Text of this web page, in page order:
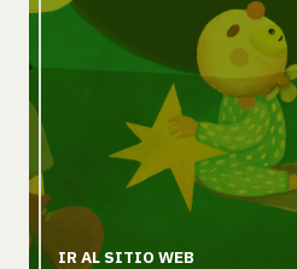
IR AL SITIO WEB